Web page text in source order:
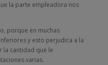
la parte empleadora nos
porque en muchas
y esto perjudica a la
cantidad que le
varias.